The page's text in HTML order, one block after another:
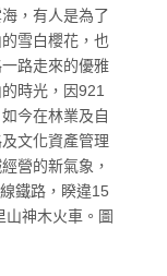
，有人是為了
雪白櫻花，也
路走來的優雅
時光，因921
今在林業及自
文化資產管理
營的新氣象，
鐵路，睽違15
神木火車。圖